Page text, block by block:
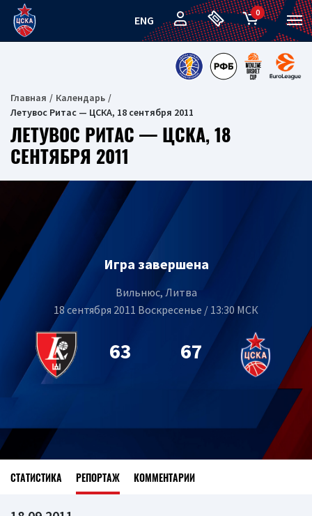
ENG
0
Главная
Календарь
Летувос Ритас — ЦСКА, 18 сентября 2011
ЛЕТУВОС РИТАС — ЦСКА, 18
СЕНТЯБРЯ 2011
Игра завершена
Вильнюс, Литва
18 сентября 2011 Воскресенье / 13:30 МСК
63 67
СТАТИСТИКА РЕПОРТАЖ КОММЕНТАРИИ